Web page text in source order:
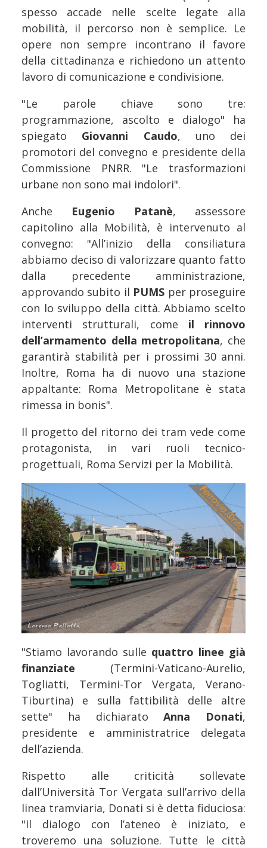
spesso accade nelle scelte legate alla
mobilità, il percorso non è semplice. Le
opere non sempre incontrano il favore
della cittadinanza e richiedono un attento
lavoro di comunicazione e condivisione.
"Le parole chiave sono tre:
programmazione, ascolto e dialogo" ha
spiegato Giovanni Caudo, uno dei
promotori del convegno e presidente della
Commissione PNRR. "Le trasformazioni
urbane non sono mai indolori".
Anche Eugenio Patanè, assessore
capitolino alla Mobilità, è intervenuto al
convegno: "All’inizio della consiliatura
abbiamo deciso di valorizzare quanto fatto
dalla precedente amministrazione,
approvando subito il PUMS per proseguire
con lo sviluppo della città. Abbiamo scelto
interventi strutturali, come il rinnovo
dell’armamento della metropolitana, che
garantirà stabilità per i prossimi 30 anni.
Inoltre, Roma ha di nuovo una stazione
appaltante: Roma Metropolitane è stata
rimessa in bonis".
Il progetto del ritorno dei tram vede come
protagonista, in vari ruoli tecnico-
progettuali, Roma Servizi per la Mobilità.
"Stiamo lavorando sulle quattro linee già
finanziate (Termini-Vaticano-Aurelio,
Togliatti, Termini-Tor Vergata, Verano-
Tiburtina) e sulla fattibilità delle altre
sette" ha dichiaratoAnna Donati,
presidente e amministratrice delegata
dell’azienda.
Rispetto alle criticità sollevate
dall’Università Tor Vergata sull’arrivo della
linea tramviaria, Donati si è detta fiduciosa:
"Il dialogo con l’ateneo è iniziato, e
troveremo una soluzione. Tutte le città